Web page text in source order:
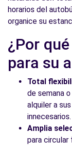
horarios del
organice su
¿Por
para su
Total
de semana
alquiler a
innecesarios.
Amplia
para circular